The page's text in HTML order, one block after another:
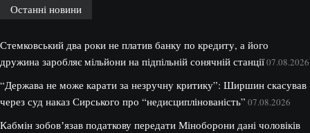
Останні новини
Стемковський два роки не платив банку по кредиту, а його
дружина заробляє мільйони на підпільній сонячній станції07.08.2026
“Держава не може карати за незручну критику”: Ширшин скасував
через суд наказ Сирського про “недисциплінованість” 07.08.2026
Кабмін зобовʼязав податкову передати Міноборони дані чоловіків